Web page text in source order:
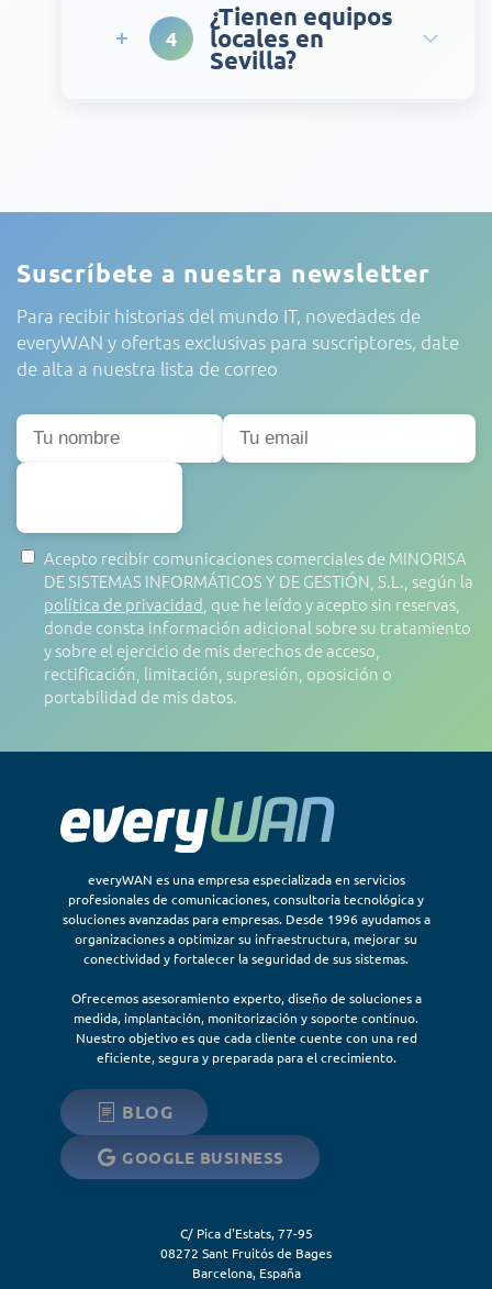
4
¿Tienen equipos
locales en
Sevilla?
Suscríbete a nuestra newsletter
Para recibir historias del mundo IT, novedades de
everyWAN y ofertas exclusivas para suscriptores, date
de alta a nuestra lista de correo
Acepto recibir comunicaciones comerciales de MINORISA
DE SISTEMAS INFORMÁTICOS Y DE GESTIÓN, S.L., según la
política de privacidad, que he leído y acepto sin reservas,
donde consta información adicional sobre su tratamiento
y sobre el ejercicio de mis derechos de acceso,
rectificación, limitación, supresión, oposición o
portabilidad de mis datos.
everyWAN es una empresa especializada en servicios
profesionales de comunicaciones, consultoría tecnológica y
soluciones avanzadas para empresas. Desde 1996 ayudamos a
organizaciones a optimizar su infraestructura, mejorar su
conectividad y fortalecer la seguridad de sus sistemas.
Ofrecemos asesoramiento experto, diseño de soluciones a
medida, implantación, monitorización y soporte continuo.
Nuestro objetivo es que cada cliente cuente con una red
eficiente, segura y preparada para el crecimiento.
BLOG
GOOGLE BUSINESS
C/ Pica d'Estats, 77-95
08272 Sant Fruitós de Bages
Barcelona, España